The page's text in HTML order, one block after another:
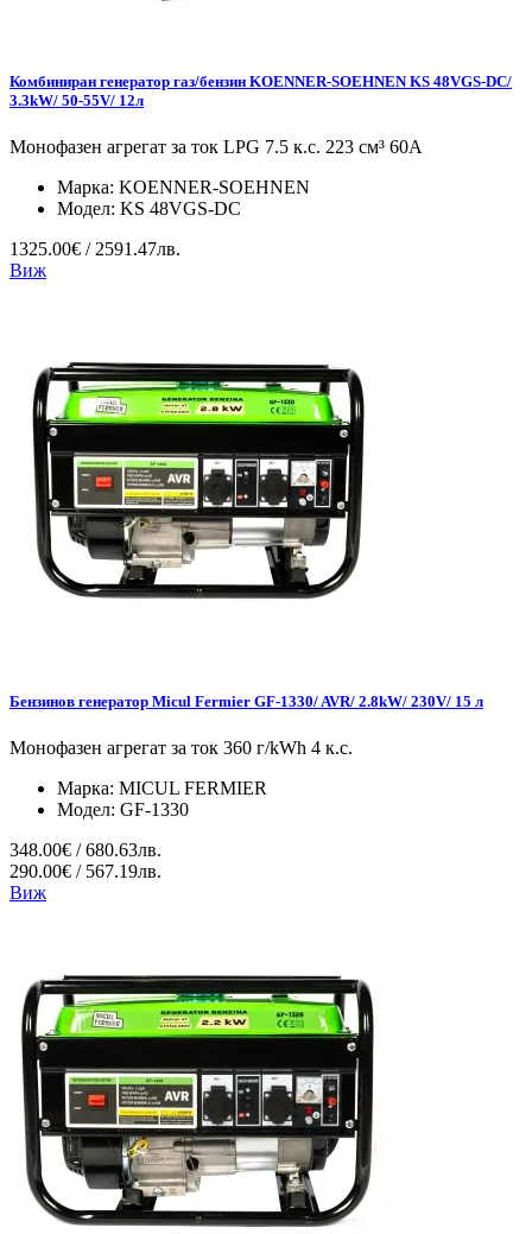
Комбиниран генератор газ/бензин KOENNER-SOEHNEN KS 48VGS-DC/
3.3kW/ 50-55V/ 12л
Монофазен агрегат за ток LPG 7.5 к.с. 223 см³ 60А
Марка: KOENNER-SOEHNEN
Модел: KS 48VGS-DC
1325.00€ / 2591.47лв.
Виж
Бензинов генератор Micul Fermier GF-1330/ AVR/ 2.8kW/ 230V/ 15 л
Монофазен агрегат за ток 360 г/kWh 4 к.с.
Марка: MICUL FERMIER
Модел: GF-1330
348.00€ / 680.63лв.
290.00€ / 567.19лв.
Виж